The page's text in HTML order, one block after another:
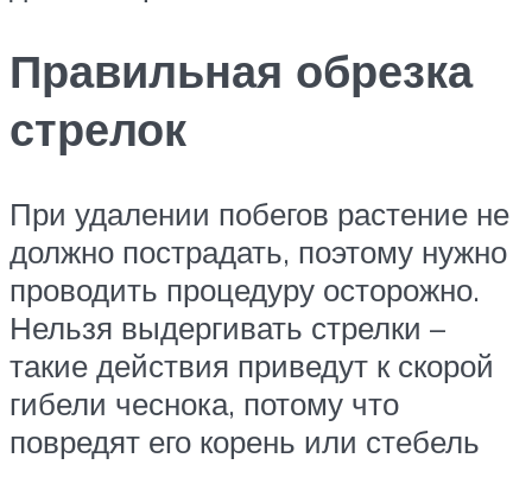
Правильная обрезка
стрелок
При удалении побегов растение не
должно пострадать, поэтому нужно
проводить процедуру осторожно.
Нельзя выдергивать стрелки –
такие действия приведут к скорой
гибели чеснока, потому что
повредят его корень или стебель